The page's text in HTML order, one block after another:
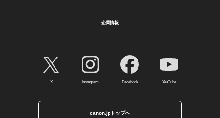
企業情報
X Instagram Facebook YouTube
canon.jpトップへ